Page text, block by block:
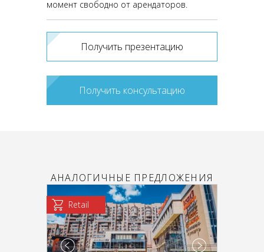
момент свободно от арендаторов.
Получить презентацию
Получить консультацию
АНАЛОГИЧНЫЕ ПРЕДЛОЖЕНИЯ
Retail